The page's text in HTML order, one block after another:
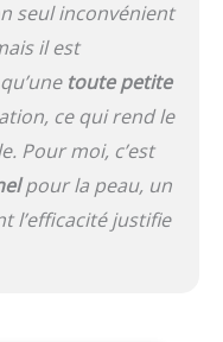
seul inconvénient
il est
toute petite
ce qui rend le
Pour moi, c’est
pour la peau, un
l’efficacité justifie